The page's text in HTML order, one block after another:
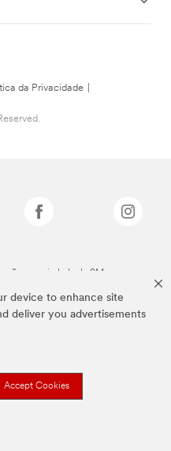
device to enhance site
deliver you advertisements
Accept Cookies
da Privacidade
são propriedade da 3M.